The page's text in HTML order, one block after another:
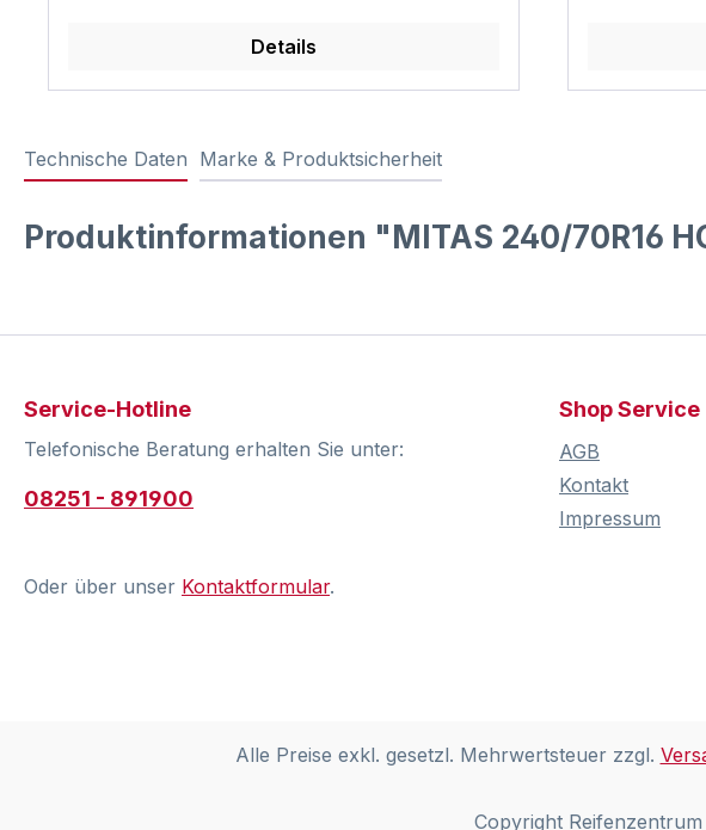
Details
Technische Daten Marke & Produktsicherheit
Produktinformationen "MITAS 240/70R16
Service-Hotline
Telefonische Beratung erhalten Sie unter:
08251 - 891900
Oder über unser Kontaktformular.
Shop Service
AGB
Kontakt
Impressum
Alle Preise exkl. gesetzl. Mehrwertsteuer zzgl.
Copyright